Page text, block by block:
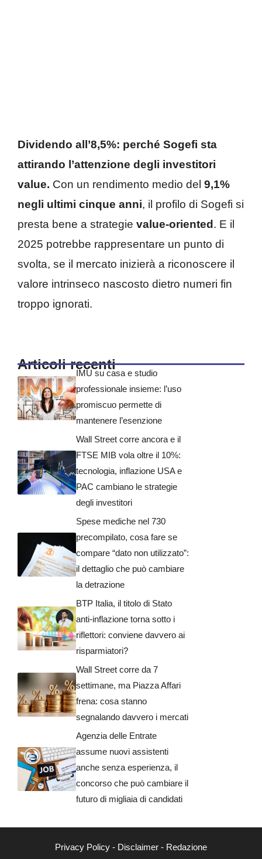
Dividendo all’8,5%: perché Sogefi sta
attirando l’attenzione degli investitori
value. Con un rendimento medio del 9,1%
negli ultimi cinque anni, il profilo di Sogefi si
presta bene a strategie value-oriented. E il
2025 potrebbe rappresentare un punto di
svolta, se il mercato inizierà a riconoscere il
valore intrinseco nascosto dietro numeri fin
troppo ignorati.
Articoli recenti
IMU su casa e studio
professionale insieme: l’uso
promiscuo permette di
mantenere l’esenzione
Wall Street corre ancora e il
FTSE MIB vola oltre il 10%:
tecnologia, inflazione USA e
PAC cambiano le strategie
degli investitori
Spese mediche nel 730
precompilato, cosa fare se
compare “dato non utilizzato”:
il dettaglio che può cambiare
la detrazione
BTP Italia, il titolo di Stato
anti-inflazione torna sotto i
riflettori: conviene davvero ai
risparmiatori?
Wall Street corre da 7
settimane, ma Piazza Affari
frena: cosa stanno
segnalando davvero i mercati
Agenzia delle Entrate
assume nuovi assistenti
anche senza esperienza, il
concorso che può cambiare il
futuro di migliaia di candidati
Privacy Policy - Disclaimer - Redazione